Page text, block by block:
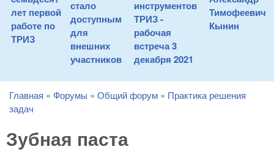
лет первой
работе по
ТРИЗ
стало
доступным
для
внешних
участников
инструментов
ТРИЗ -
рабочая
встреча 3
декабря 2021
Тимофеевич
Кынин
You are here
Главная » Форумы » Общий форум » Практика решения
задач
Зубная паста